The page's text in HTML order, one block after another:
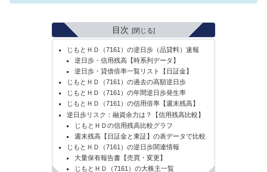
目次
じもとＨＤ（7161）の逆日歩（品貸料）速報
逆日歩・信用残高【時系列データ】
逆日歩・貸借倍率一覧リスト【日証金】
じもとＨＤ（7161）の過去の高額逆日歩
じもとＨＤ（7161）の年間逆日歩発生率
じもとＨＤ（7161）の信用倍率【週末残高】
逆日歩リスク：融資余力は？【信用残高比較】
じもとＨＤの信用残高比較グラフ
週末残高【日証金と東証】の表データで比較
じもとＨＤ（7161）の逆日歩関連情報
大量保有報告書【売買・変更】
じもとＨＤ（7161）の大株主一覧